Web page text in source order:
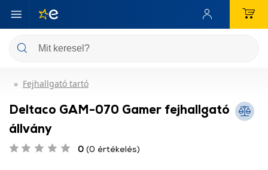
Fejhallgató tartó
Deltaco GAM-070 Gamer fejhallgató
állvány
0 (0 értékelés)